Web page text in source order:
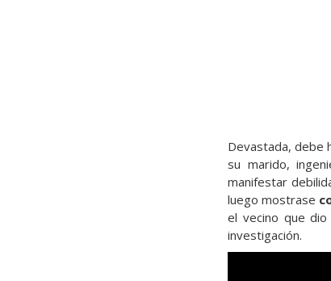
Devastada, debe
su marido,
manifestar
luego mostrase
el vecino que
investigación.